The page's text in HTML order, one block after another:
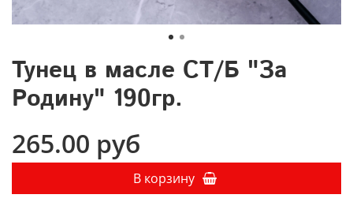
Тунец в масле СТ/Б "За
Родину" 190гр.
265.00 руб
В корзину